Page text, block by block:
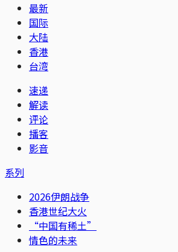
最新
国际
大陆
香港
台湾
速递
解读
评论
播客
影音
系列
2026伊朗战争
香港世纪大火
“中国有稀土”
情色的未来